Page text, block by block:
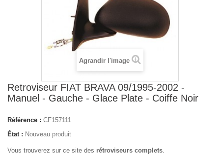
Agrandir l'image
Retroviseur FIAT BRAVA 09/1995-2002 -
Manuel - Gauche - Glace Plate - Coiffe Noir
Référence : CF157111
État : Nouveau produit
Vous trouverez sur ce site des rétroviseurs complets.